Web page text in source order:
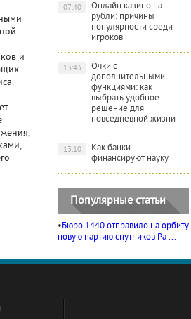
и
Онлайн казино на
рубли: причины
популярности среди
игроков
07:40
Очки с
дополнительными
функциями: как
выбрать удобное
решение для
повседневной жизни
13:43
Как банки
финансируют науку
13:10
Популярные статьи
•Бюро 1440 отправило на орбиту
новую партию спутников Ра ...